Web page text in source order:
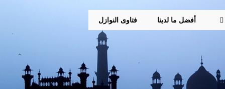
فتاوى النوازل أفضل ما لدينا